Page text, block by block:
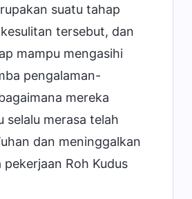
suatu tahap
tersebut, dan
mampu mengasihi
pengalaman-
mereka
selalu merasa telah
dan meninggalkan
Roh Kudus